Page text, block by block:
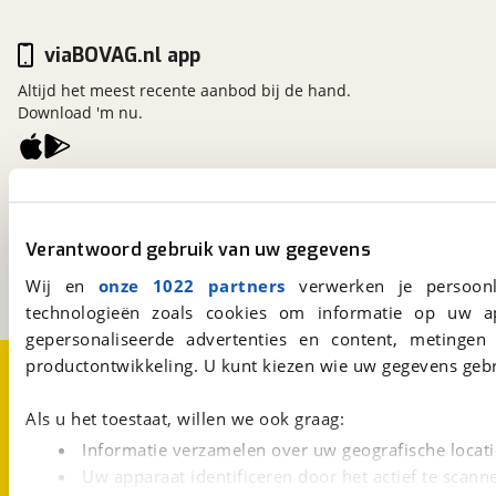
Verantwoord gebruik van uw gegevens
Wij en onze 1022 partners verwerken je
technologieën zoals cookies om informatie op
gepersonaliseerde advertenties en content,
productontwikkeling. U kunt kiezen wie uw gegevens
Als u het toestaat, willen we ook graag:
Informatie verzamelen over uw geografische
Uw apparaat identificeren door het actief te
viaBOVAG.nl
3981 AJ Bunnik
BOVAG
viaBOVAG.nl app
Altijd het meest recente aanbod bij de hand.
Download 'm nu.
Over viaBOVAG.nlDisclaimer- en Privacyverklaring